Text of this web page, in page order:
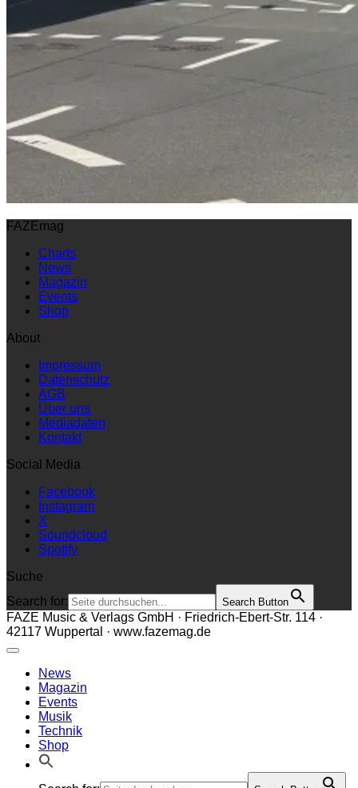
FAZEmag
Charts
News
Magazin
Events
Shop
About
Impressum
Datenschutz
AGB
Über uns
Mediadaten
Kontakt
Social Media
Facebook
Instagram
X
Soundcloud
Spotify
Suche
Search for:
Search Button
FAZE Music & Verlags GmbH · Friedrich-Ebert-Str. 114 ·
42117 Wuppertal · www.fazemag.de
News
Magazin
Events
Musik
Technik
Shop